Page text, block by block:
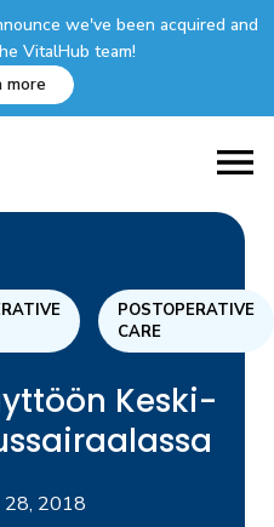
we've been acquired and
VitalHub team!
more
POSTOPERATIVE
CARE
Keski-
2018